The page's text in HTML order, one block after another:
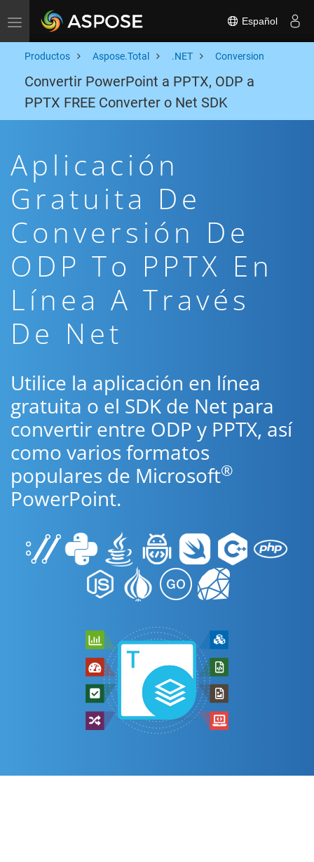
Toggle navigation Español
Productos Aspose.Total .NET Conversion
Convertir PowerPoint a PPTX, ODP a
PPTX FREE Converter o Net SDK
Aplicación
Gratuita De
Conversión De
ODP To PPTX En
Línea A Través
De Net
Utilice la aplicación en línea
gratuita o el SDK de Net para
convertir entre ODP y PPTX, así
como varios formatos
populares de Microsoft®
PowerPoint.